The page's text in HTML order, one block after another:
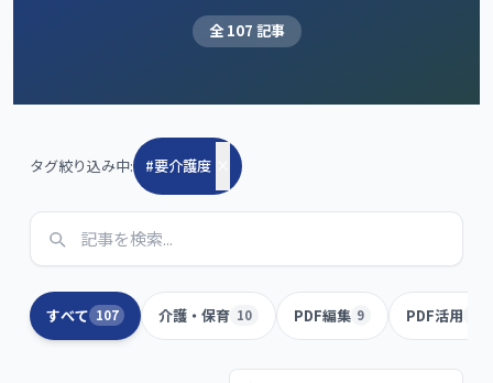
全 107 記事
タグ絞り込み中: #要介護度
すべて 107 介護・保育 10 PDF編集 9 PDF活用